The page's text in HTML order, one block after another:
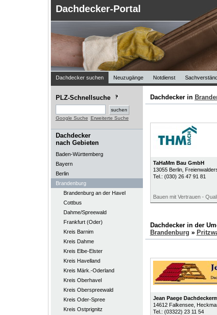
Dachdecker-Portal
Dachdecker suchen Neuzugänge Notdienst
PLZ-Schnellsuche
Google Suche Erweiterte Suche
Dachdecker
nach Gebieten
Baden-Württemberg
Bayern
Berlin
Brandenburg
Brandenburg an der Havel
Cottbus
Dahme/Spreewald
Frankfurt (Oder)
Kreis Barnim
Kreis Dahme
Kreis Elbe-Elster
Kreis Havelland
Kreis Märk.-Oderland
Kreis Oberhavel
Kreis Oberspreewald
Kreis Oder-Spree
Kreis Ostprignitz
Dachdecker in
TaHaMm Bau GmbH
13055 Berlin,
Tel.: (030) 26 47 91 81
Bauen mit Vertrauen -
Dachdecker in der
Brandenburg »
Jean Paege
14612 Falkensee,
Tel.: (03322) 23 11 54